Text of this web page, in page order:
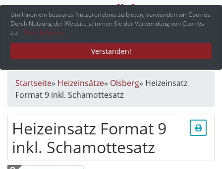
Menü
Startseite» Heizeinsätze» Olsberg» Heizeinsatz
Format 9 inkl. Schamottesatz
Heizeinsatz Format 9
inkl. Schamottesatz
Um Ihnen ein besseres Nutzererlebnis zu bieten, verwenden wir Cookies.
Durch Nutzung der Website stimmen Sie der Verwendung von Cookies
zu.
Mehr Erfahren
Verstanden!